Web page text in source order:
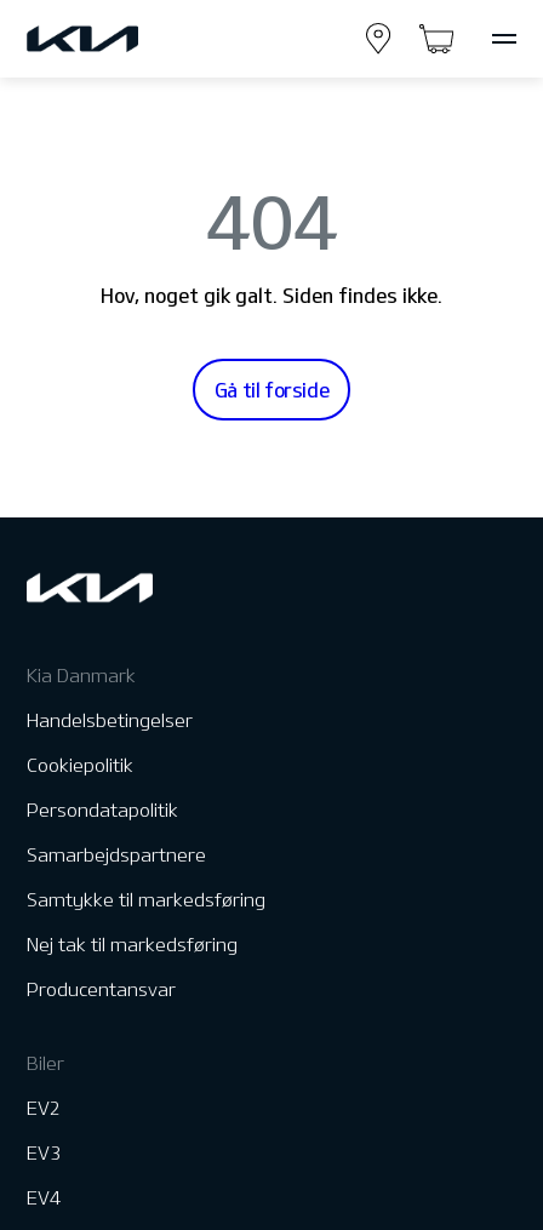
404
Hov, noget gik galt. Siden findes ikke.
Gå til forside
Kia Danmark
Handelsbetingelser
Cookiepolitik
Persondatapolitik
Samarbejdspartnere
Samtykke til markedsføring
Nej tak til markedsføring
Producentansvar
Biler
EV2
EV3
EV4